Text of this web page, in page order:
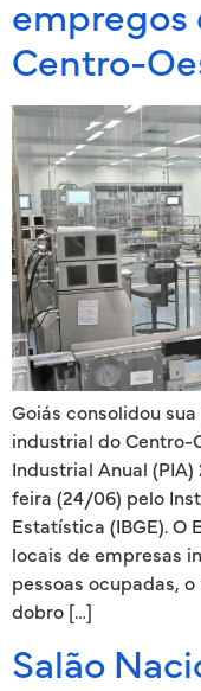
empregos
Centro-
Goiás consolidou
industrial do Centro-
Industrial Anual
feira (24/06) pelo
Estatística (IBGE). O
locais de empresas
pessoas ocupadas,
dobro […]
Salão